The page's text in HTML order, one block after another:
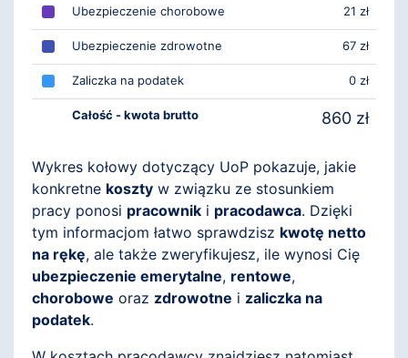
Ubezpieczenie chorobowe 21 zł
Ubezpieczenie zdrowotne 67 zł
Zaliczka na podatek 0 zł
Całość - kwota brutto 860 zł
Wykres kołowy dotyczący UoP pokazuje, jakie
konkretne koszty w związku ze stosunkiem
pracy ponosi pracownik i pracodawca. Dzięki
tym informacjom łatwo sprawdzisz kwotę netto
na rękę, ale także zweryfikujesz, ile wynosi Cię
ubezpieczenie emerytalne, rentowe,
chorobowe oraz zdrowotne i zaliczka na
podatek.